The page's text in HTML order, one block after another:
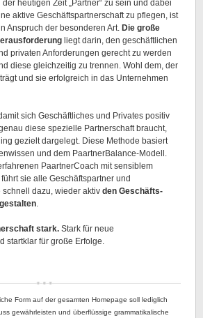
der heutigen Zeit „Partner“ zu sein und dabei
aktive Geschäftspartnerschaft zu pflegen, ist
Anspruch der besonderen Art. Die große
liegt darin, den geschäftlichen
privaten Anforderungen gerecht zu werden
diese gleichzeitig zu trennen. Wohl dem, der
und sie erfolgreich in das Unternehmen
sich Geschäftliches und Privates positiv
diese spezielle Partnerschaft braucht,
gezielt dargelegt. Diese Methode basiert
und dem PaartnerBalance-Modell.
PaartnerCoach mit sensiblem
sie alle Geschäftspartner und
schnell dazu, wieder aktivden Geschäfts-
.
stark. Stark für neue
startklar für große Erfolge.
Form auf der gesamten Homepage soll lediglich
gewährleisten und überflüssige grammatikalische